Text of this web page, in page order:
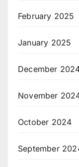
February 2025
January 2025
December
November
October 2024
September